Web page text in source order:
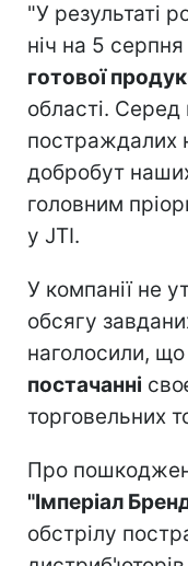
"У результаті
ніч на 5
готової
області. Серед
постраждалих
добробут
головним
у JTI.
У компанії не
обсягу
наголосили, що
постачанні
торговельних
Про
"Імперіал
обстрілу